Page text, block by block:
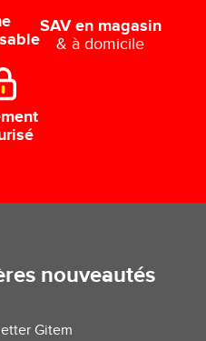
SAV en magasin
& à domicile
nouveautés
Gitem